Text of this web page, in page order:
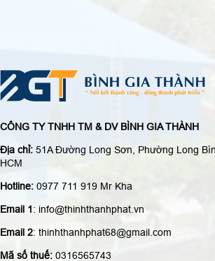
CÔNG TY TNHH TM & DV BÌNH GIA THÀNH
Địa chỉ: 51A Đường Long Sơn, Phường Long
HCM
Hotline: 0977 711 919 Mr Kha
Email 1: info@thinhthanhphat.vn
Email 2: thinhthanhphat68@gmail.com
Mã số thuế: 0316565743